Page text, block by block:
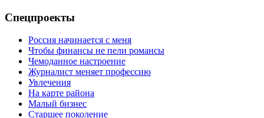
Спецпроекты
Россия начинается с меня
Чтобы финансы не пели романсы
Чемоданное настроение
Журналист меняет профессию
Увлечения
На карте района
Малый бизнес
Старшее поколение